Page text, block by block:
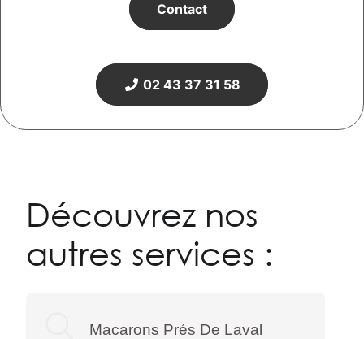
Contact
02 43 37 31 58
Découvrez nos
autres services :
Macarons Prés De Laval